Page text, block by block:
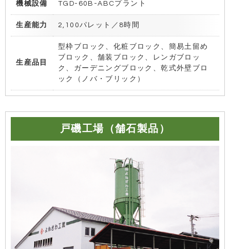
機械設備 TGD-60B-ABCプラント
生産能力 2,100パレット／8時間
生産品目
型枠ブロック、化粧ブロック、簡易土留め
ブロック、舗装ブロック、レンガブロッ
ク、ガーデニングブロック、乾式外壁ブロ
ック（ノバ・ブリック）
戸磯工場（舗石製品）